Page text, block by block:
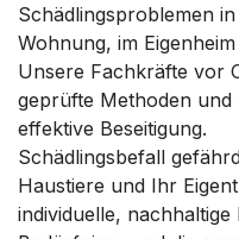
Schädlingsproblemen
Wohnung, im
Unsere Fachkräfte vor
geprüfte Methoden
effektive Beseitigung.
Schädlingsbefall
Haustiere und Ihr
individuelle,